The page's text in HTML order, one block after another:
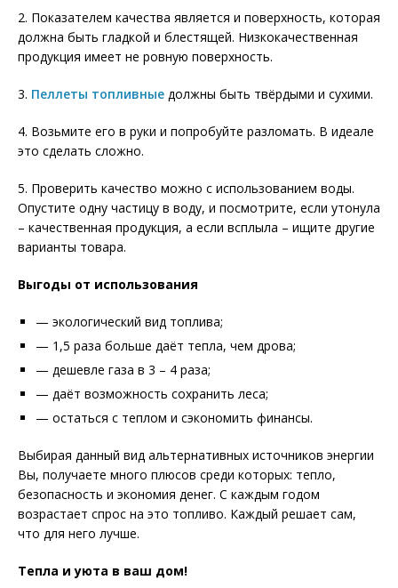
2. Показателем качества является и поверхность, которая
должна быть гладкой и блестящей. Низкокачественная
продукция имеет не ровную поверхность.
3. Пеллеты топливные должны быть твёрдыми и сухими.
4. Возьмите его в руки и попробуйте разломать. В идеале
это сделать сложно.
5. Проверить качество можно с использованием воды.
Опустите одну частицу в воду, и посмотрите, если утонула
– качественная продукция, а если всплыла – ищите другие
варианты товара.
Выгоды от использования
— экологический вид топлива;
— 1,5 раза больше даёт тепла, чем дрова;
— дешевле газа в 3 – 4 раза;
— даёт возможность сохранить леса;
— остаться с теплом и сэкономить финансы.
Выбирая данный вид альтернативных источников энергии
Вы, получаете много плюсов среди которых: тепло,
безопасность и экономия денег. С каждым годом
возрастает спрос на это топливо. Каждый решает сам,
что для него лучше.
Тепла и уюта в ваш дом!